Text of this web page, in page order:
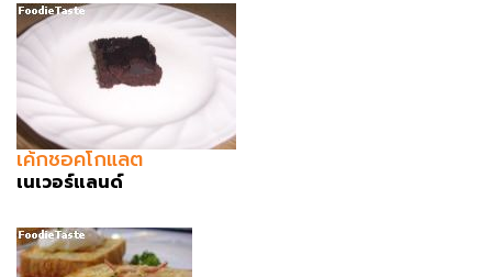
เค้กชอคโกแลต
เนเวอร์แลนด์